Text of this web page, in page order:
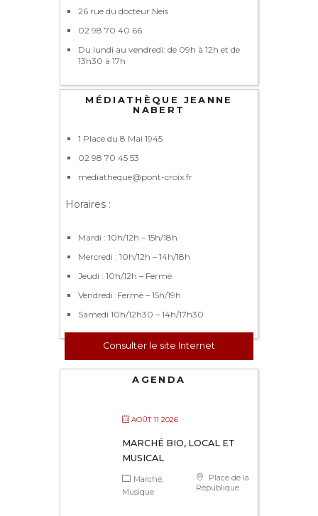
26 rue du docteur Neis
02 98 70 40 66
Du lundi au vendredi: de 09h à 12h et de
13h30 à 17h
MÉDIATHÈQUE JEANNE
NABERT
1 Place du 8 Mai 1945
02 98 70 45 53
mediatheque@pont-croix.fr
Horaires :
Mardi : 10h/12h – 15h/18h
Mercredi : 10h/12h – 14h/18h
Jeudi : 10h/12h – Fermé
Vendredi :Fermé – 15h/19h
Samedi 10h/12h30 – 14h/17h30
Consulter le site Internet
AGENDA
AOÛT 11 2026
MARCHÉ BIO, LOCAL ET
MUSICAL
Place de la
République
Marché
Musique